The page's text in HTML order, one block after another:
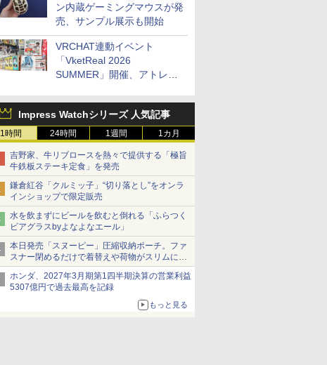
ン内蔵ゲーミングマウスが発
売、サンプル展示も開始
VRCHAT連動イベント
「VketReal 2026
SUMMER」開催、アトレ秋
コラボ、マイクラ/ROBLOX
の「プログラミング体験会」
がソフマップで開催など～
最近の秋葉原 イベント/ポッ
プストア編～
Impress Watchシリーズ 人気記事
1時間 24時間 1週間 1カ月
吉野家、牛リブロースを熱々で提供する「極旨
牛鉄板ステーキ定食」を発売
鎌倉紅谷「クルミッ子」“切り落とし”をオンラ
インショップで限定販売
水を飲まずにビールを飲むと倒れる「ふらつく
ビアグラスbyよなよなエール」
本日発売「スヌーピー」圧縮収納ポーチ。ファ
スナー閉めるだけで着替えや荷物がスリムにま
とまる
ホンダ、2027年3月期第1四半期決算の営業利益
5307億円で過去最高を記録
もっと見る